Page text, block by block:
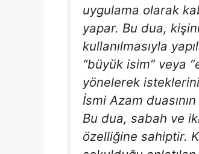
uygulama olarak
yapar. Bu dua,
kullanılmasıyla
“büyük isim” veya
yönelerek
İsmi Azam
Bu dua, sabah ve
özelliğine sahiptir.